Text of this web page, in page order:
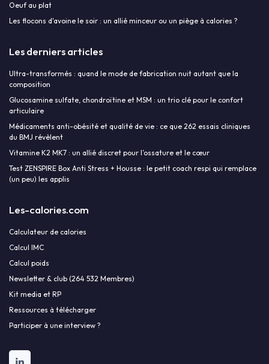
Oeuf au plat
Les flocons d'avoine le soir : un allié minceur ou un piège à calories ?
Les derniers articles
Ultra-transformés : quand le mode de fabrication nuit autant que la
composition
Glucosamine sulfate, chondroïtine et MSM : un trio clé pour le confort
articulaire
Médicaments anti-obésité et qualité de vie : ce que 262 essais cliniques
du BMJ révèlent
Vitamine K2 MK7 : un allié discret pour l’ossature et le cœur
Test ZENSPIRE Box Anti Stress + Housse : le petit coach respi qui remplace
(un peu) les applis
Les-calories.com
Calculateur de calories
Calcul IMC
Calcul poids
Newsletter & club (264 532 Membres)
Kit media et RP
Ressources à télécharger
Participer à une interview ?